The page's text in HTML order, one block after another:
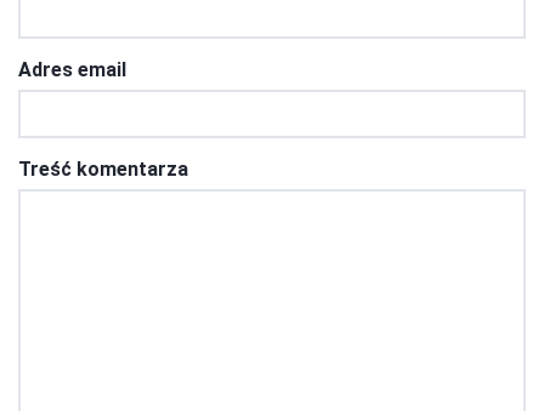
Adres email
Treść komentarza